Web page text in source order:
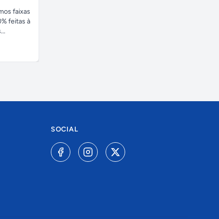
faixas
feitas à
SOCIAL